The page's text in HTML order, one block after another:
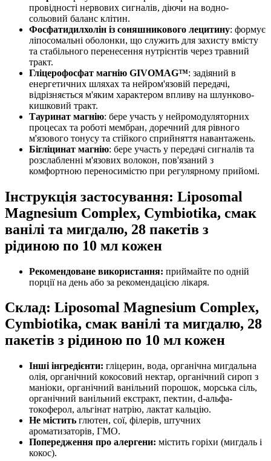
провідності нервових сигналів, діючи на водно-
сольовий баланс клітин.
Фосфатидилхолін із соняшникового лецитину: формує
ліпосомальні оболонки, що служить для захисту вмісту
та стабільного перенесення нутрієнтів через травний
тракт.
Гліцерофосфат магнію GIVOMAG™: задіяний в
енергетичних шляхах та нейром'язовій передачі,
відрізняється м'яким характером впливу на шлунково-
кишковий тракт.
Тауринат магнію: бере участь у нейромодуляторних
процесах та роботі мембран, доречний для рівного
м'язового тонусу та стійкого сприйняття навантажень.
Бігліцинат магнію: бере участь у передачі сигналів та
розслабленні м'язових волокон, пов'язаний з
комфортною переносимістю при регулярному прийомі.
Інструкція застосування: Liposomal
Magnesium Complex, Cymbiotika, смак
ванілі та мигдалю, 28 пакетів з
рідиною по 10 мл кожен
Рекомендоване використання: приймайте по одній
порції на день або за рекомендацією лікаря.
Склад: Liposomal Magnesium Complex,
Cymbiotika, смак ванілі та мигдалю, 28
пакетів з рідиною по 10 мл кожен
Інші інгредієнти: гліцерин, вода, органічна мигдальна
олія, органічний кокосовий нектар, органічний сироп з
маніоки, органічний ванільний порошок, морська сіль,
органічний ванільний екстракт, пектин, d-альфа-
токоферол, альгінат натрію, лактат кальцію.
Не містить глютен, сої, філерів, штучних
ароматизаторів, ГМО.
Попередження про алергени: містить горіхи (мигдаль і
кокос).